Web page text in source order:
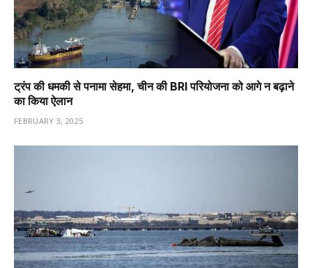
ट्रंप की धमकी से पनामा सेहमा, चीन की BRI परियोजना को आगे न बढ़ाने
का किया ऐलान
FEBRUARY 3, 2025